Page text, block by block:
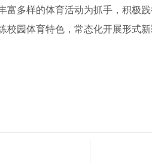
富多样的体育活动为抓手，积极
校园体育特色，常态化开展形式